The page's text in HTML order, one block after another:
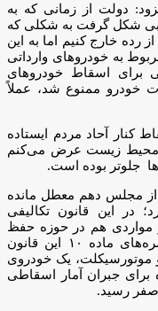
دولت از زمانی که به
شکل گرفت به شکلی که
را از رده خارج کنیم اما به این
به خودروهای وارداتی
برای اسقاط خودروهای
اما از سال ۹۶ که واردات خودرو ممنوع شد، عملاً
کنار آحاد مردم ایستاده
محیط زیست عرض می‌کنم
جلوتر بوده است.
مجلس دهم معطل مانده
در این قانون تکالیفی
هم در حوزه حفظ
محیط زیست آمده است. در یکی از تبصره‌های ماده ۱۰ این قانون
ازای تولید هر ۴ خودرو و موتورسیکلت، یک خودروی
برای جبران آمار اسقاطی
صفر رسید.